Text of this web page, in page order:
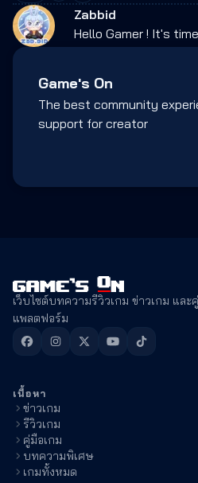
Zabbid
Hello Gamer ! It's
Game's On
The best community
support for creator
เว็บไซต์บทความรีวิวเกม ข่าวเกม แล
แพลตฟอร์ม
เนื้อหา
ข่าวเกม
รีวิวเกม
คู่มือเกม
บทความพิเศษ
เกมทั้งหมด